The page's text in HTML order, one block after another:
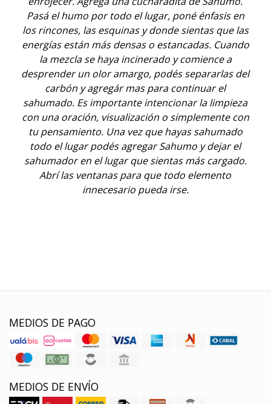
Pasá el humo por todo el lugar, poné énfasis en
los rincones, las esquinas y donde sientas que las
energías están más densas o estancadas. Cuando
la mezcla se haya incinerado y comience a
desprender un olor amargo, podés separarlas del
carbón y agregár mas para continuar el
sahumado. Es importante intencionar la limpieza
con una oración, visualización o simplemente con
tu pensamiento. Una vez que hayas sahumado
todo el lugar podés agregar Sahumo y dejar el
sahumador en el lugar que sientas más cargado.
Abrí las ventanas para que todo elemento
innecesario pueda irse.
MEDIOS DE PAGO
MEDIOS DE ENVÍO